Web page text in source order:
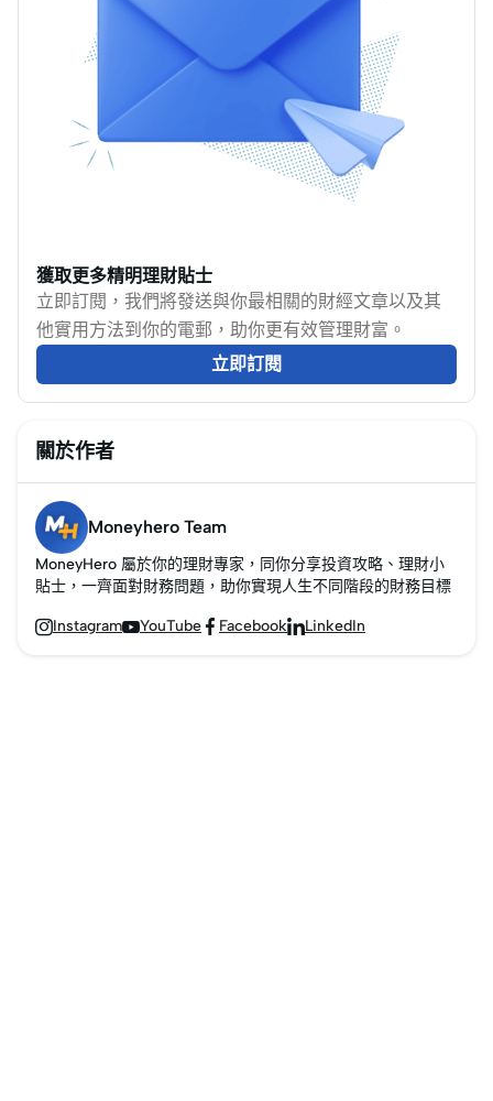
score]由淺入深講解幾個
影響TU信貸評分的主要
因素，希望大家都能維
持靚TU Grade，Keep好
自己的「理財成績
表」！
現有的高利息信用卡債
務，轉移至享有低利息
優惠的信用卡，藉此省
下高額利息費用，更快
清還卡數。然而，結餘
轉戶是否真的百利無一
探討如何平衡還債與信
用，了解結餘轉戶風
險，助你聰明轉戶。
月固定，而每月減少。
MoneyHero今次會教大
家「78法則」原理，讓
大家學會計算提早還款
可以慳幾多息。
獲取更多精明理財貼士
立即訂閱，我們將發送與你最相關的財經文章以及其
他實用方法到你的電郵，助你更有效管理財富。
立即訂閱
關於作者
Moneyhero Team
MoneyHero 屬於你的理財專家，同你分享投資攻略、理財小
貼士，一齊面對財務問題，助你實現人生不同階段的財務目標
InstagramYouTube  FacebookLinkedIn